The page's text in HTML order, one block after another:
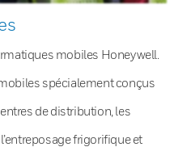
mobiles Honeywell.
spécialement conçus
de distribution, les
frigorifique et